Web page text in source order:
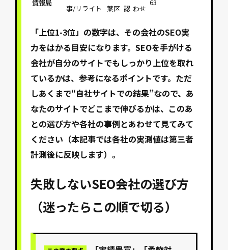
情報局
事/リライト
葉区 認 わせ
63
「上位1-3位」の数字は、その会社のSEO実
力をはかる目安になります。SEOを手がける
会社が自分のサイトでもしっかり上位を取れ
ているかは、参考になるポイントです。ただ
しあくまで“自社サイトでの結果”なので、あ
なたのサイトでどこまで伸びるかは、このあ
との選び方や各社の事例とあわせて見てみて
ください（本記事では各社の実測値は第三者
計測後に反映します）。
失敗しないSEO会社の選び方
（迷ったらこの順で切る）